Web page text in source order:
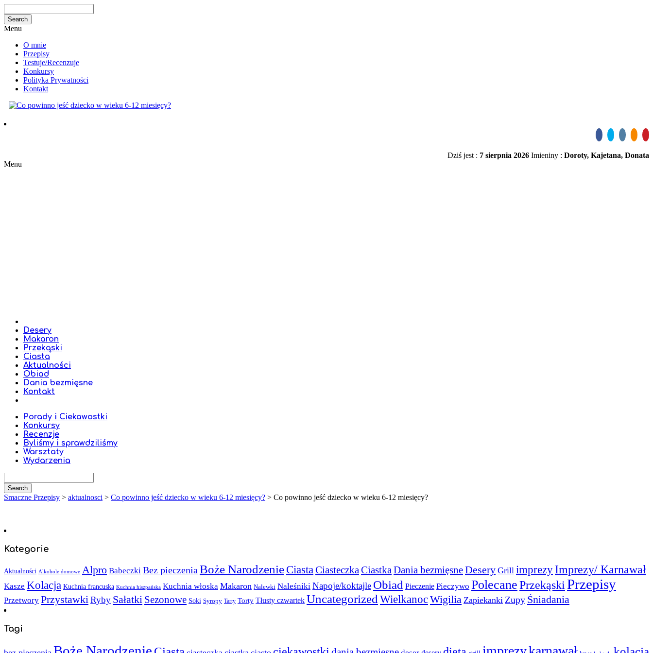
Menu
O mnie
Przepisy
Testuje/Recenzuje
Konkursy
Polityka Prywatności
Kontakt
Dziś jest : 7 sierpnia 2026 Imieniny : Doroty, Kajetana, Donata
Menu
Desery
Makaron
Przekąski
Ciasta
Aktualności
Obiad
Dania bezmięsne
Kontakt
Porady i Ciekawostki
Konkursy
Recenzje
Byliśmy i sprawdziliśmy
Warsztaty
Wydarzenia
Smaczne Przepisy > aktualnosci > Co powinno jeść dziecko w wieku 6-12 miesięcy? > Co powinno jeść dziecko w wieku 6-12 miesięcy?
Kategorie
Aktualności Alkohole domowe Alpro Babeczki Bez pieczeniaBoże NarodzenieCiastaCiasteczkaCiastkaDania bezmięsneDesery Grill imprezy Imprezy/ Karnawał
Kasze Kolacja Kuchnia francuska Kuchnia hiszpańska Kuchnia włoska Makaron Nalewki Naleśniki Napoje/koktajle Obiad Pieczenie Pieczywo PolecanePrzekąskiPrzepisy
Przetwory PrzystawkiRyby Sałatki Sezonowe Soki Syropy Tarty Torty Tłusty czwartek UncategorizedWielkanocWigilia Zapiekanki Zupy Śniadania
Tagi